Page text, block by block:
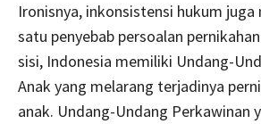
Ironisnya, inkonsistensi hukum juga
satu penyebab persoalan
sisi, Indonesia memiliki Undang-
Anak yang melarang terjadinya
anak. Undang-Undang Perkawinan